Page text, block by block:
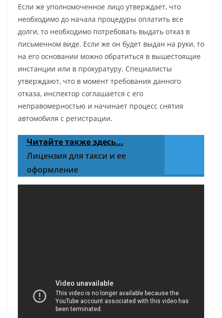
Если же уполномоченное лицо утверждает, что
необходимо до начала процедуры оплатить все
долги, то необходимо потребовать выдать отказ в
письменном виде. Если же он будет выдан на руки, то
на его основании можно обратиться в вышестоящие
инстанции или в прокуратуру. Специалисты
утверждают, что в момент требования данного
отказа, инспектор соглашается с его
неправомерностью и начинает процесс снятия
автомобиля с регистрации.
Читайте также здесь...
Лицензия для такси и ее
оформление